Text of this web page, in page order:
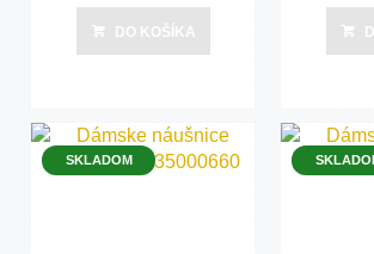
DO KOŠÍKA
SKLADOM